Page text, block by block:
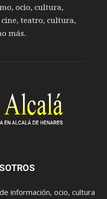
ocio, cultura,
teatro, cultura,
más.
información, ocio, cultura